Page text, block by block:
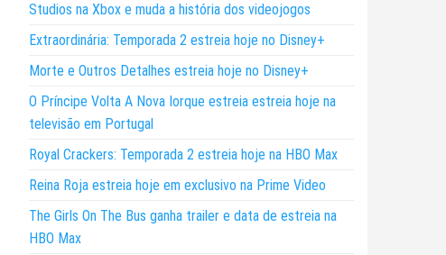
Studios na Xbox e muda a história dos videojogos
Extraordinária: Temporada 2 estreia hoje no Disney+
Morte e Outros Detalhes estreia hoje no Disney+
O Príncipe Volta A Nova Iorque estreia estreia hoje na
televisão em Portugal
Royal Crackers: Temporada 2 estreia hoje na HBO Max
Reina Roja estreia hoje em exclusivo na Prime Video
The Girls On The Bus ganha trailer e data de estreia na
HBO Max